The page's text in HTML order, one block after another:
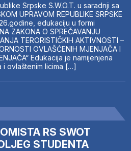
Srpske S.W.O.T. u saradnji sa
UPRAVOM REPUBLIKE SRPSKE
edukaciju u formi
ZAKONA O SPREČAVANJU
TERORISTIČKIH AKTIVNOSTI –
OVLAŠĆENIH MJENJAČA I
Edukacija je namijenjena
i ovlaštenim licima […]
RS SWOT
STUDENTA